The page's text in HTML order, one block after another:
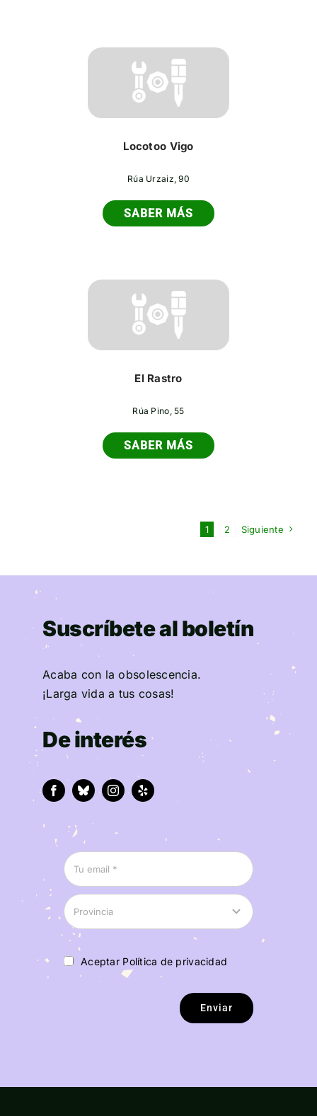
Locotoo Vigo
Rúa Urzaiz, 90
SABER MÁS
El Rastro
Rúa Pino, 55
SABER MÁS
1 2 Siguiente
Suscríbete al boletín
Acaba con la obsolescencia.
¡Larga vida a tus cosas!
De interés
Aceptar Política de privacidad
Enviar